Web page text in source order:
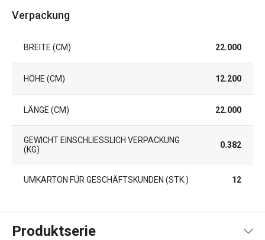
Verpackung
BREITE (CM) 22.000
HÖHE (CM) 12.200
LÄNGE (CM) 22.000
GEWICHT EINSCHLIESSLICH VERPACKUNG (
KG)
0.382
UMKARTON FÜR GESCHÄFTSKUNDEN (STK.) 12
Produktserie